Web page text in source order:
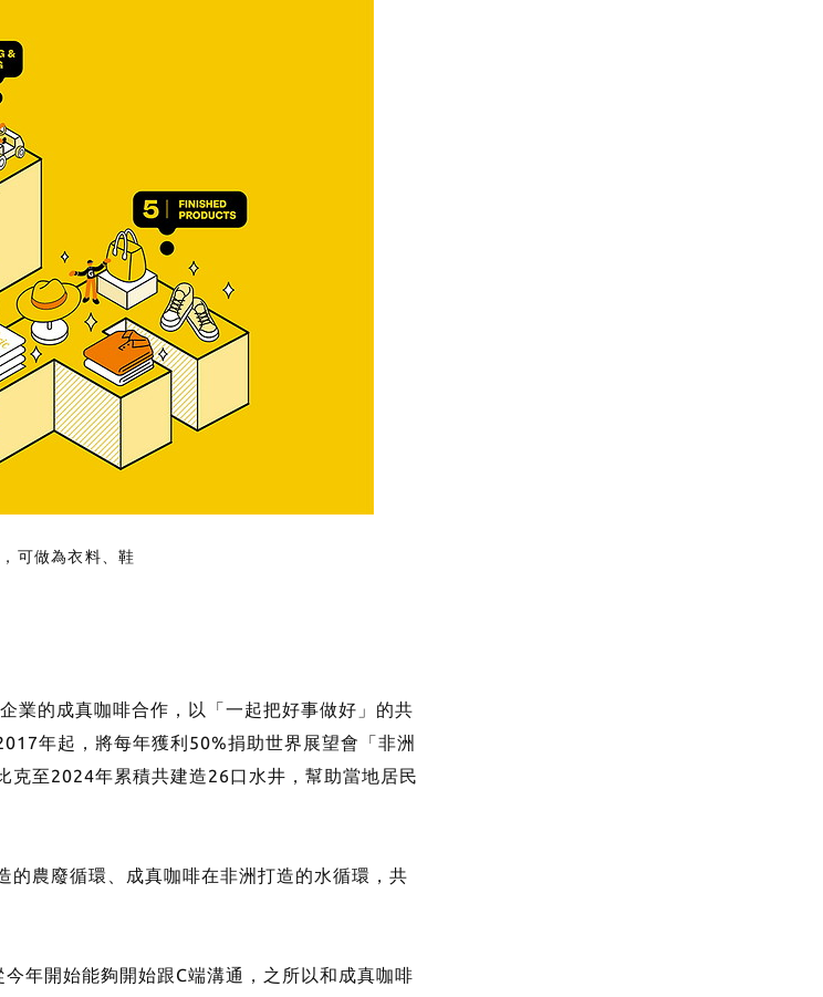
可做為衣料、鞋
業的成真咖啡合作，以「一起把好事做好」的共
年起，將每年獲利50%捐助世界展望會「非洲
克至2024年累積共建造26口水井，幫助當地居民
農廢循環、成真咖啡在非洲打造的水循環，共
年開始能夠開始跟C端溝通，之所以和成真咖啡